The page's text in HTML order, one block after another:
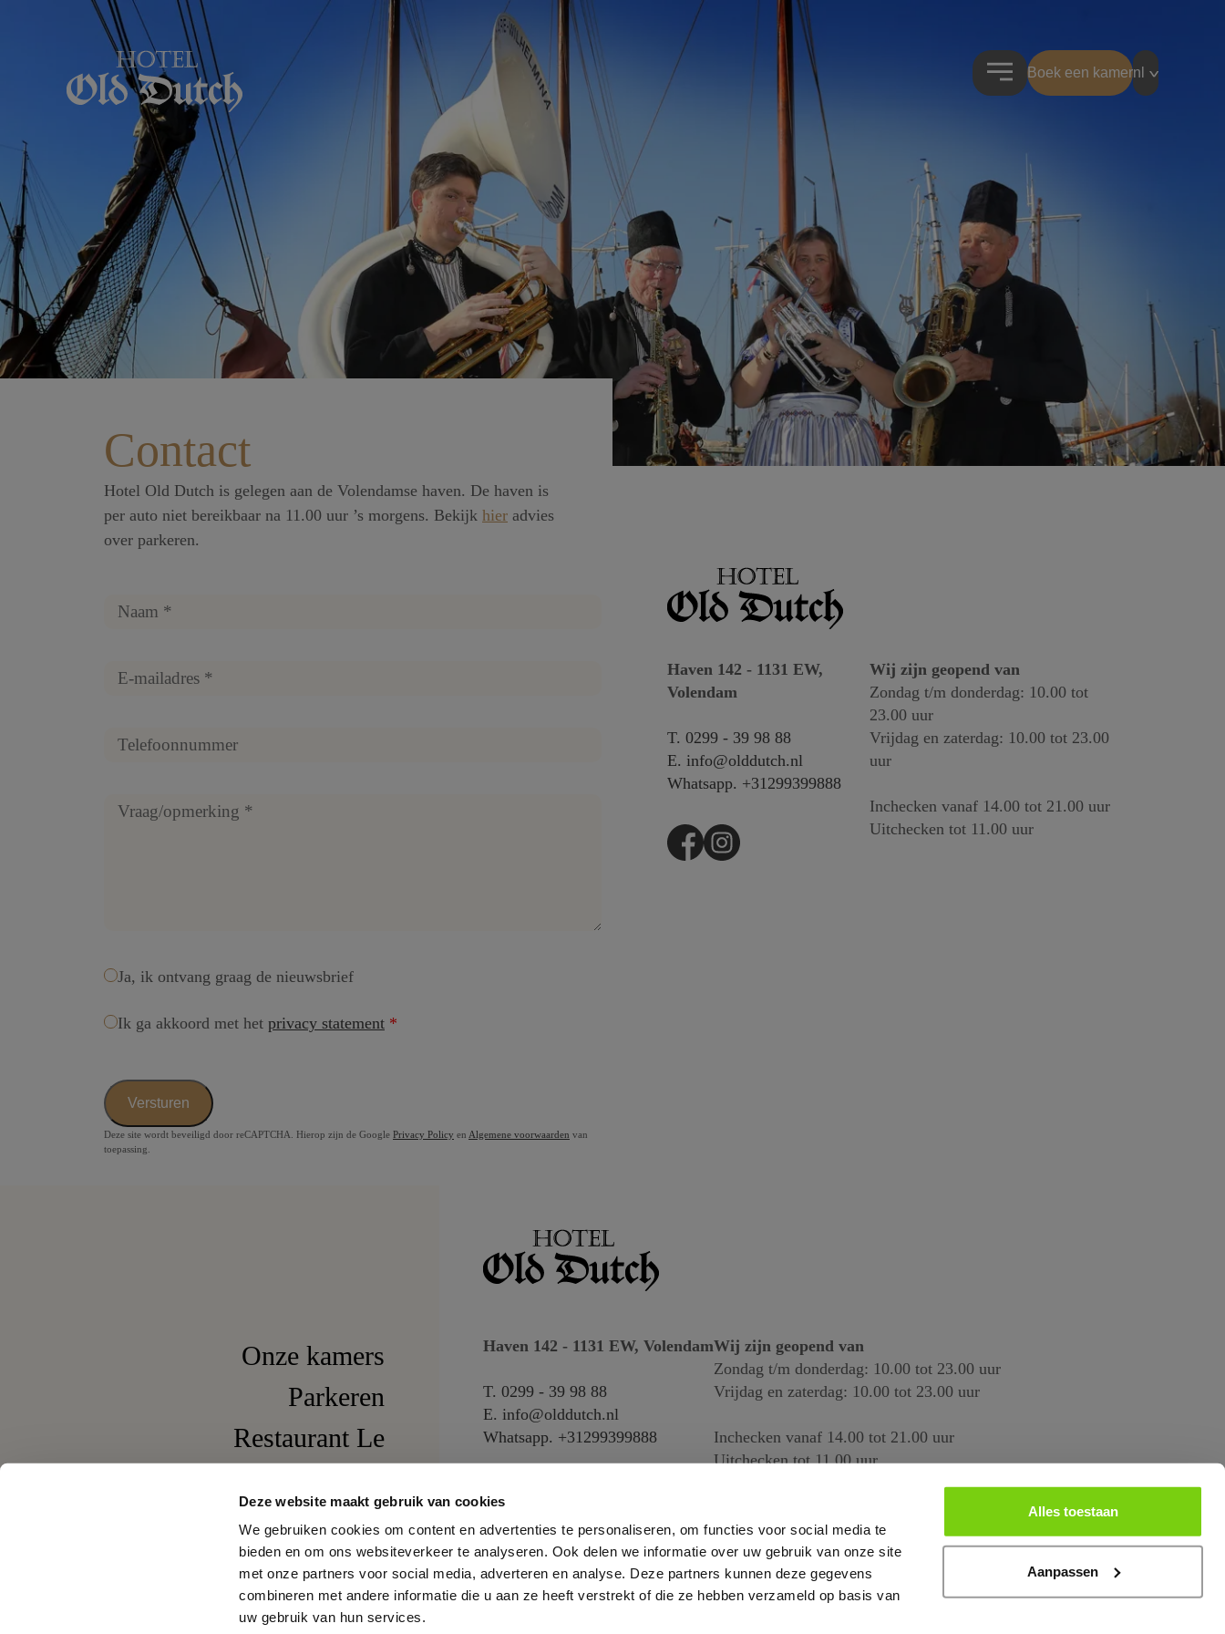
Deze website maakt gebruik van cookies
We gebruiken cookies om content en advertenties te personaliseren, om functies voor social media te
bieden en om ons websiteverkeer te analyseren. Ook delen we informatie over uw gebruik van onze site
met onze partners voor social media, adverteren en analyse. Deze partners kunnen deze gegevens
combineren met andere informatie die u aan ze heeft verstrekt of die ze hebben verzameld op basis van
uw gebruik van hun services.
Alles toestaan
Aanpassen
Boek een kamernl
Contact
Hotel Old Dutch is gelegen aan de Volendamse haven. De haven is
per auto niet bereikbaar na 11.00 uur ’s morgens. Bekijk hier advies
over parkeren.
Ja, ik ontvang graag de nieuwsbrief
Ik ga akkoord met het privacy statement
Versturen
Deze site wordt beveiligd door reCAPTCHA. Hierop zijn de Google Privacy Policy en Algemene voorwaarden van
toepassing.
Haven 142 - 1131 EW,
Volendam
T. 0299 - 39 98 88
E. info@olddutch.nl
Whatsapp. +31299399888
Wij zijn geopend van
Zondag t/m donderdag: 10.00 tot
23.00 uur
Vrijdag en zaterdag: 10.00 tot 23.00
uur
Inchecken vanaf 14.00 tot 21.00 uur
Uitchecken tot 11.00 uur
Onze kamers
Parkeren
Restaurant Le
Wijnbar It's Wine
Haven 142 - 1131 EW, Volendam
T. 0299 - 39 98 88
E. info@olddutch.nl
Whatsapp. +31299399888
Wij zijn geopend van
Zondag t/m donderdag: 10.00 tot 23.00 uur
Vrijdag en zaterdag: 10.00 tot 23.00 uur
Inchecken vanaf 14.00 tot 21.00 uur
Uitchecken tot 11.00 uur